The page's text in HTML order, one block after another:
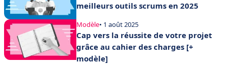
meilleurs outils scrums en 2025
Modèle• 1 août 2025
Cap vers la réussite de votre projet
grâce au cahier des charges [+
modèle]